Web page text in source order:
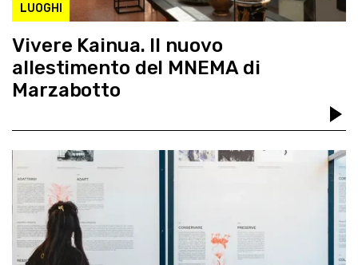
LUOGHI
Vivere Kainua. Il nuovo
allestimento del MNEMA di
Marzabotto